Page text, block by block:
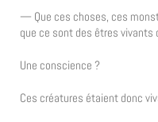
— Que ces choses, ces
que ce sont des êtres vivants
Une conscience ?
Ces créatures étaient donc